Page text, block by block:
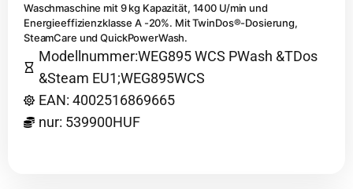
Waschmaschine mit 9 kg Kapazität, 1400 U/min und
Energieeffizienzklasse A -20%. Mit TwinDos®-Dosierung,
SteamCare und QuickPowerWash.
Modellnummer:WEG895 WCS PWash &TDos
&Steam EU1;WEG895WCS
EAN: 4002516869665
nur: 539900HUF